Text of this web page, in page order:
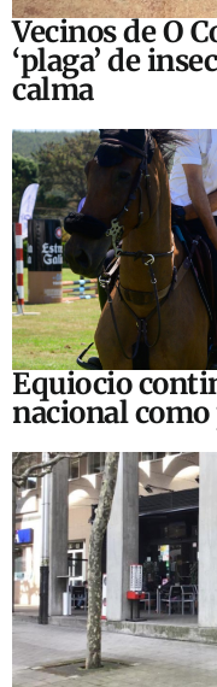
Vecinos de O
‘plaga’ de
calma
Equiocio
nacional